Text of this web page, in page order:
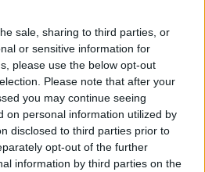
sale, sharing to third parties, or
or sensitive information for
please use the below opt-out
Please note that after your
you may continue seeing
on personal information utilized by
disclosed to third parties prior to
opt-out of the further
information by third parties on the
τα αποκαλυπτήρια
της «ΕΛ.Α.Σ.»